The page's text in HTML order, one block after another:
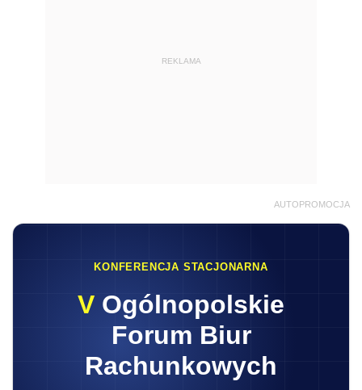
REKLAMA
AUTOPROMOCJA
KONFERENCJA STACJONARNA
V Ogólnopolskie
Forum Biur
Rachunkowych